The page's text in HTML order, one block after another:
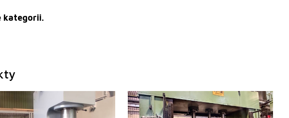
kategorii.
tvářecí síla lisu
160 t
Rok výroby:
2003
Jmenovitá tvářecí síla lisu
500 t